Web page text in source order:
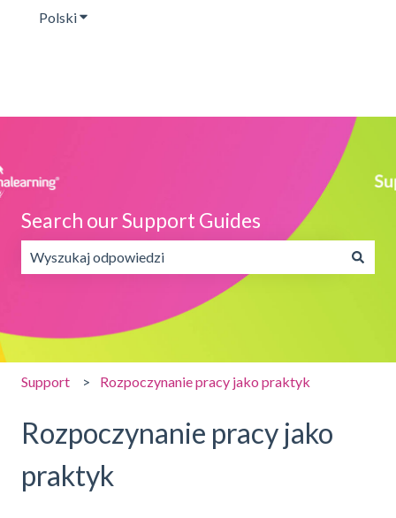
PolskiPokaż podmenu do tłumaczenia
Search our Support Guides
Brak sugerowanych wyników, ponieważ pole
Support Rozpoczynanie pracy jako praktyk
Rozpoczynanie pracy jako
praktyk